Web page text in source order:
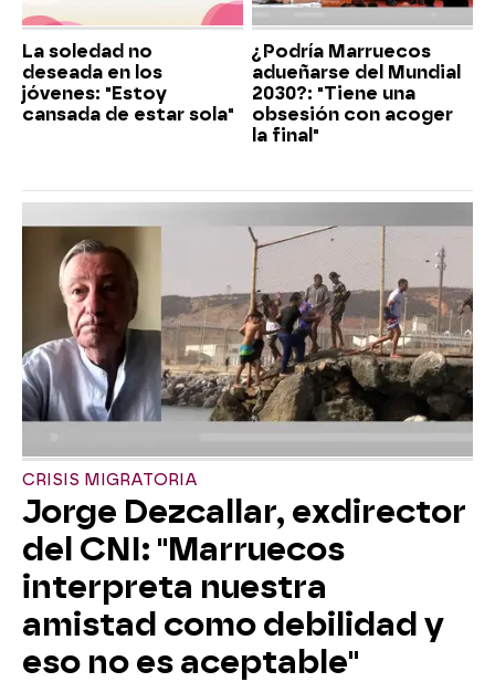
La soledad no
deseada en los
jóvenes: "Estoy
cansada de estar sola"
¿Podría Marruecos
adueñarse del Mundial
2030?: "Tiene una
obsesión con acoger
la final"
CRISIS MIGRATORIA
Jorge Dezcallar, exdirector
del CNI: "Marruecos
interpreta nuestra
amistad como debilidad y
eso no es aceptable"